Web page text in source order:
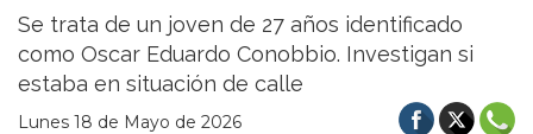
Se trata de un joven de 27 años identificado
como Oscar Eduardo Conobbio. Investigan si
estaba en situación de calle
Lunes 18 de Mayo de 2026